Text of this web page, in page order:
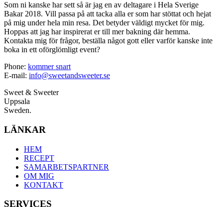
Som ni kanske har sett så är jag en av deltagare i Hela Sverige
Bakar 2018. Vill passa på att tacka alla er som har stöttat och hejat
på mig under hela min resa. Det betyder väldigt mycket för mig.
Hoppas att jag har inspirerat er till mer bakning där hemma.
Kontakta mig för frågor, beställa något gott eller varför kanske inte
boka in ett oförglömligt event?
Phone: kommer snart
E-mail: info@sweetandsweeter.se
Sweet & Sweeter
Uppsala
Sweden.
LÄNKAR
HEM
RECEPT
SAMARBETSPARTNER
OM MIG
KONTAKT
SERVICES